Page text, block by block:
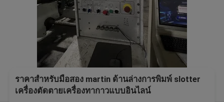
ราคาสำหรับมือสอง martin ด้านล่างการพิมพ์ slotter
เครื่องตัดตายเครื่องทากาวแบบอินไลน์